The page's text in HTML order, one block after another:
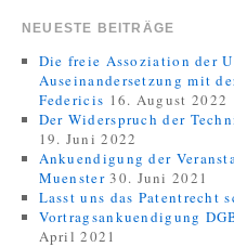
NEUESTE BEITRÄGE
Die freie Assoziation der
Auseinandersetzung mit
Federicis 16. August 2022
Der Widerspruch der
19. Juni 2022
Ankuendigung der
Muenster 30. Juni 2021
Lasst uns das Patentrecht
Vortragsankuendigung
April 2021